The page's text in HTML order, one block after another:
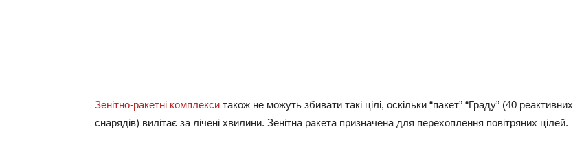
Зенітно-ракетні комплекси також не можуть збивати такі цілі, оскільки “пакет” “Граду” (40 реактивних
снарядів) вилітає за лічені хвилини. Зенітна ракета призначена для перехоплення повітряних цілей.